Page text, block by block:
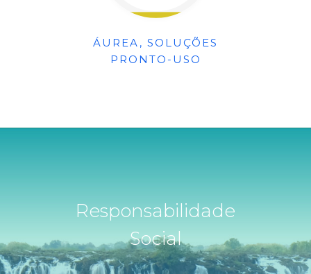
ÁUREA, SOLUÇÕES
PRONTO-USO
Responsabilidade
Social